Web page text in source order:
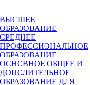
ВЫСШЕЕ
ОБРАЗОВАНИЕ
СРЕДНЕЕ
ПРОФЕССИОНАЛЬНОЕ
ОБРАЗОВАНИЕ
ОСНОВНОЕ ОБЩЕЕ И
ДОПОЛИТЕЛЬНОЕ
ОБРАЗОВАНИЕ ДЛЯ